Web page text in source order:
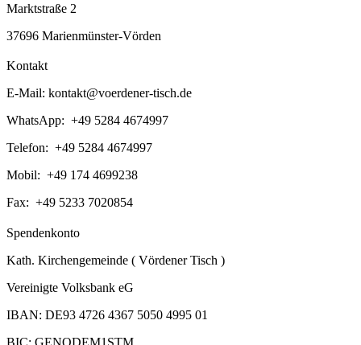
Marktstraße 2
37696 Marienmünster-Vörden
Kontakt
E-Mail: kontakt@voerdener-tisch.de
WhatsApp: +49 5284 4674997
Telefon: +49 5284 4674997
Mobil: +49 174 4699238
Fax: +49 5233 7020854
Spendenkonto
Kath. Kirchengemeinde ( Vördener Tisch )
Vereinigte Volksbank eG
IBAN: DE93 4726 4367 5050 4995 01